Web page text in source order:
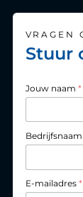
VRAGEN
Stuur
Jouw naam *
Bedrijfsnaam
E-mailadres *